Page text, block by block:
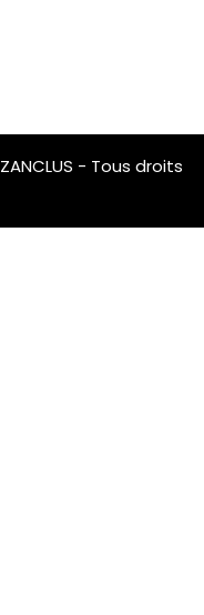
ZANCLUS - Tous droits